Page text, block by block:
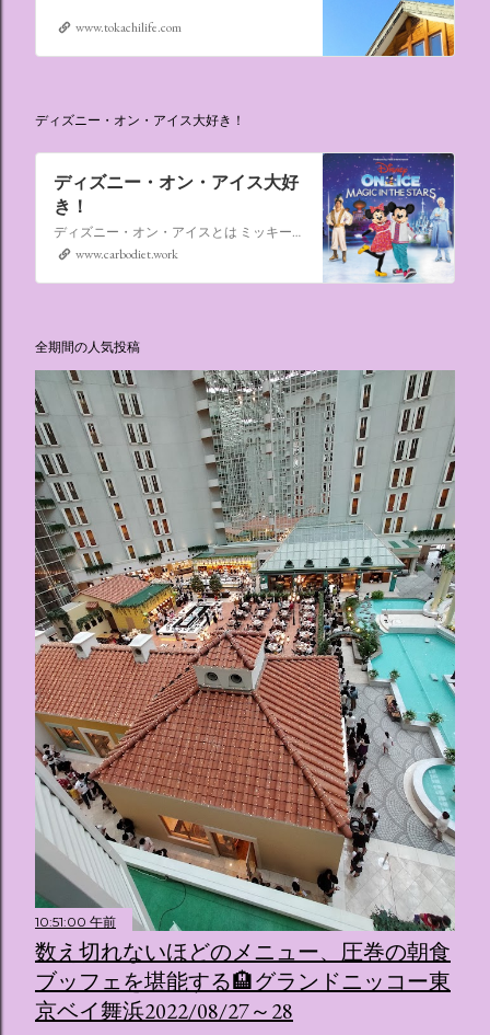
www.tokachilife.com
ディズニー・オン・アイス大好き！
ディズニー・オン・アイス大好
き！
ディズニー・オン・アイスとは ミッキーマウスやミニーマウスをはじめ、たくさんのディズニーキャラクターが登場し、世代を超えて愛され続けている、氷の上のミュージカルショーです。
www.carbodiet.work
全期間の人気投稿
10:51:00 午前
数え切れないほどのメニュー、圧巻の朝食
ブッフェを堪能する🏨グランドニッコー東
京ベイ舞浜2022/08/27～28